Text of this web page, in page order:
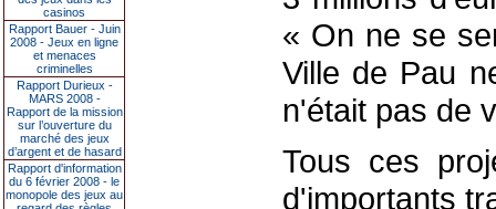
casinos
Rapport Bauer - Juin
2008 - Jeux en ligne
et menaces
criminelles
Rapport Durieux -
MARS 2008 -
Rapport de la mission
sur l’ouverture du
marché des jeux
d’argent et de hasard
Rapport d'information
du 6 février 2008 - le
monopole des jeux au
« On ne se
Ville de Pau
n'était pas de
Tous ces
d'importants